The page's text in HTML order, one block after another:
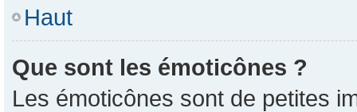
Haut
Que sont les émoticônes ?
Les émoticônes sont de petites